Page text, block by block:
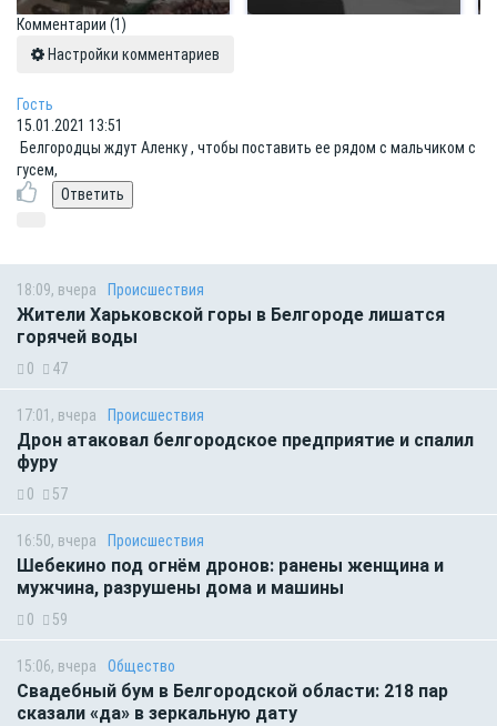
Комментарии (1)
Настройки комментариев
Гость
15.01.2021 13:51
Белгородцы ждут Аленку , чтобы поставить ее рядом с мальчиком с
гусем,
18:09, вчера Происшествия
Жители Харьковской горы в Белгороде лишатся
горячей воды
0 47
17:01, вчера Происшествия
Дрон атаковал белгородское предприятие и спалил
фуру
0 57
16:50, вчера Происшествия
Шебекино под огнём дронов: ранены женщина и
мужчина, разрушены дома и машины
0 59
15:06, вчера Общество
Свадебный бум в Белгородской области: 218 пар
сказали «да» в зеркальную дату